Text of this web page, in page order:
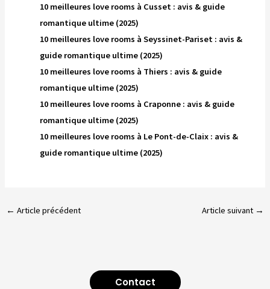
10 meilleures love rooms à Cusset : avis & guide
romantique ultime (2025)
10 meilleures love rooms à Seyssinet-Pariset : avis &
guide romantique ultime (2025)
10 meilleures love rooms à Thiers : avis & guide
romantique ultime (2025)
10 meilleures love rooms à Craponne : avis & guide
romantique ultime (2025)
10 meilleures love rooms à Le Pont-de-Claix : avis &
guide romantique ultime (2025)
← Article précédent Article suivant →
Contact